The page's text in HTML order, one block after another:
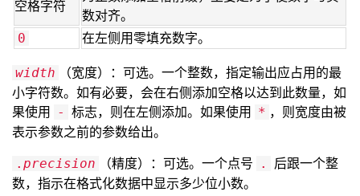
空格字符
数对齐。
0 在左侧用零填充数字。
width
（宽度）：可选。一个整数，指定输出应占用的最
小字符数。如有必要，会在右侧添加空格以达到此数量，如
果使用 - 标志，则在左侧添加。如果使用 * ，则宽度由被
表示参数之前的参数给出。
. precision （精度）：可选。一个点号 .
后跟一个整
数，指示在格式化数据中显示多少位小数。